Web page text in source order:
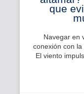
que
Navegar en
conexión con la
El viento